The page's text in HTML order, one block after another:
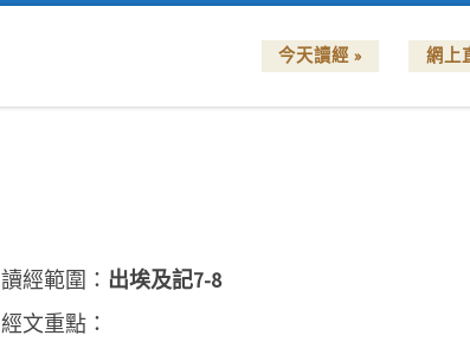
今天讀經 » 網上
讀經範圍： 出埃及記7-8
經文重點：